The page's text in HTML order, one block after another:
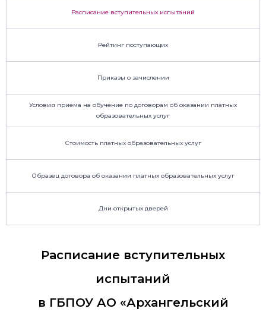
Расписание вступительных испытаний
Рейтинг поступающих
Приказы о зачислении
Условия приема на обучение по договорам об оказании платных
образовательных услуг
Стоимость платных образовательных услуг
Образец договора об оказании платных образовательных услуг
Дни открытых дверей
Расписание вступительных
испытаний
в ГБПОУ АО «Архангельский